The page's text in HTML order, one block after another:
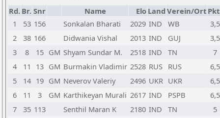
Rd. Br. Snr Name Elo Land Verein/Ort
1
53 156 Sonkalan Bharati 2029 IND WB
3,5
2
38 166 Didwania Vishal 2013 IND GUJ
3,5
3
8 15 GM Shyam Sundar M. 2518 IND TN
7
4
11 13 GM Burmakin Vladimir 2528 RUS RUS
6,5
5
14 19 GM Neverov Valeriy 2496 UKR UKR
6,5
6
11 3 GM Karthikeyan Murali 2617 IND PSPB
6,5
7
35 113 Senthil Maran K 2180 IND TN
5